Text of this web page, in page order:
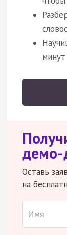
минут
демо-
Оставь
на